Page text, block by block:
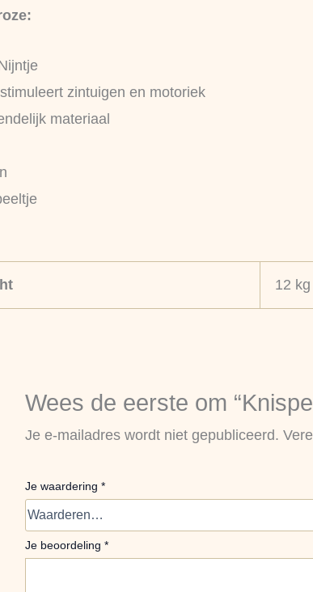
zintuigen en motoriek
materiaal
12 kg
Wees de eerste om
Je e-mailadres wordt niet gepubliceerd.
Je waardering *
Je beoordeling *